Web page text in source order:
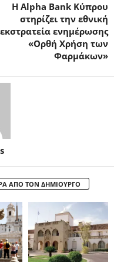
Η Alpha Bank Κύπρου
στηρίζει την εθνική
εκστρατεία ενημέρωσης
«Ορθή Χρήση των
Φαρμάκων»
ΑΠΟ ΤΟΝ ΔΗΜΙΟΥΡΓΟ